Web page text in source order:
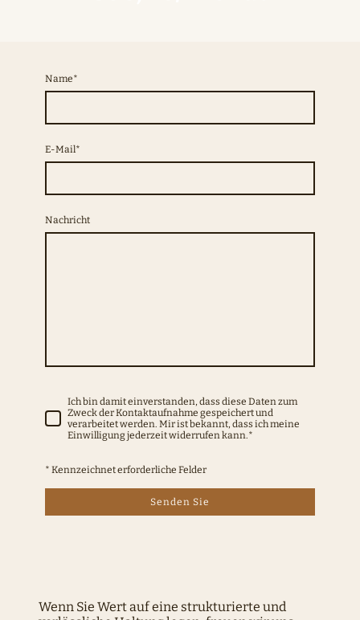
Name*
E-Mail*
Nachricht
Ich bin damit einverstanden, dass diese Daten zum
Zweck der Kontaktaufnahme gespeichert und
verarbeitet werden. Mir ist bekannt, dass ich meine
Einwilligung jederzeit widerrufen kann.*
* Kennzeichnet erforderliche Felder
Senden Sie
Wenn Sie Wert auf eine strukturierte und